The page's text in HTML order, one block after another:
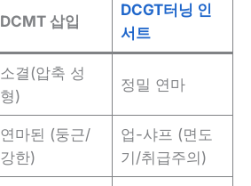
DCMT 삽입
DCGT터닝 인
서트
소결(압축 성
형)
정밀 연마
연마된 (둥근/
강한)
업-샤프 (면도
기/취급주의)